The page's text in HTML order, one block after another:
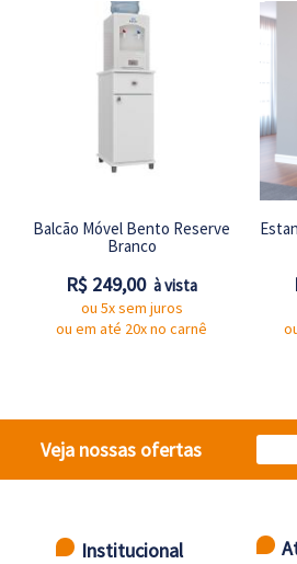
Balcão Móvel Bento Reserve
Branco
R$ 249,00 à vista
ou 5x sem juros
ou em até 20x no carnê
Veja nossas ofertas
Institucional